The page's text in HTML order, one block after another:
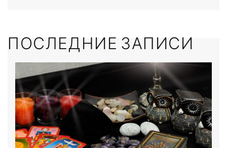
ПОСЛЕДНИЕ ЗАПИСИ